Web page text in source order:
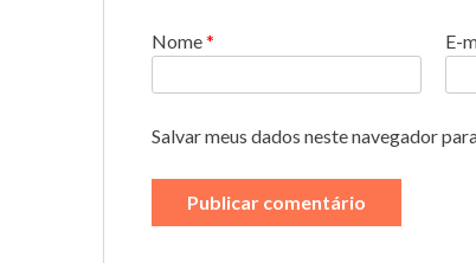
Nome* E-
Salvar meus dados neste navegador